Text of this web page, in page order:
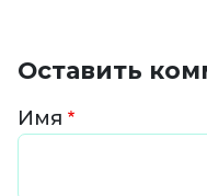
Оставить
Имя